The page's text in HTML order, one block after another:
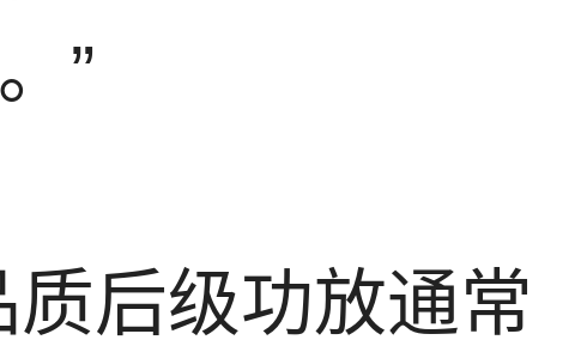
”
质后级功放通常